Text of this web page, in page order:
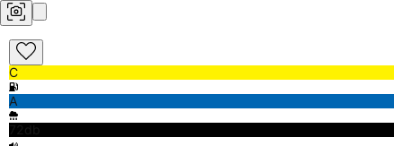
C
A
72db